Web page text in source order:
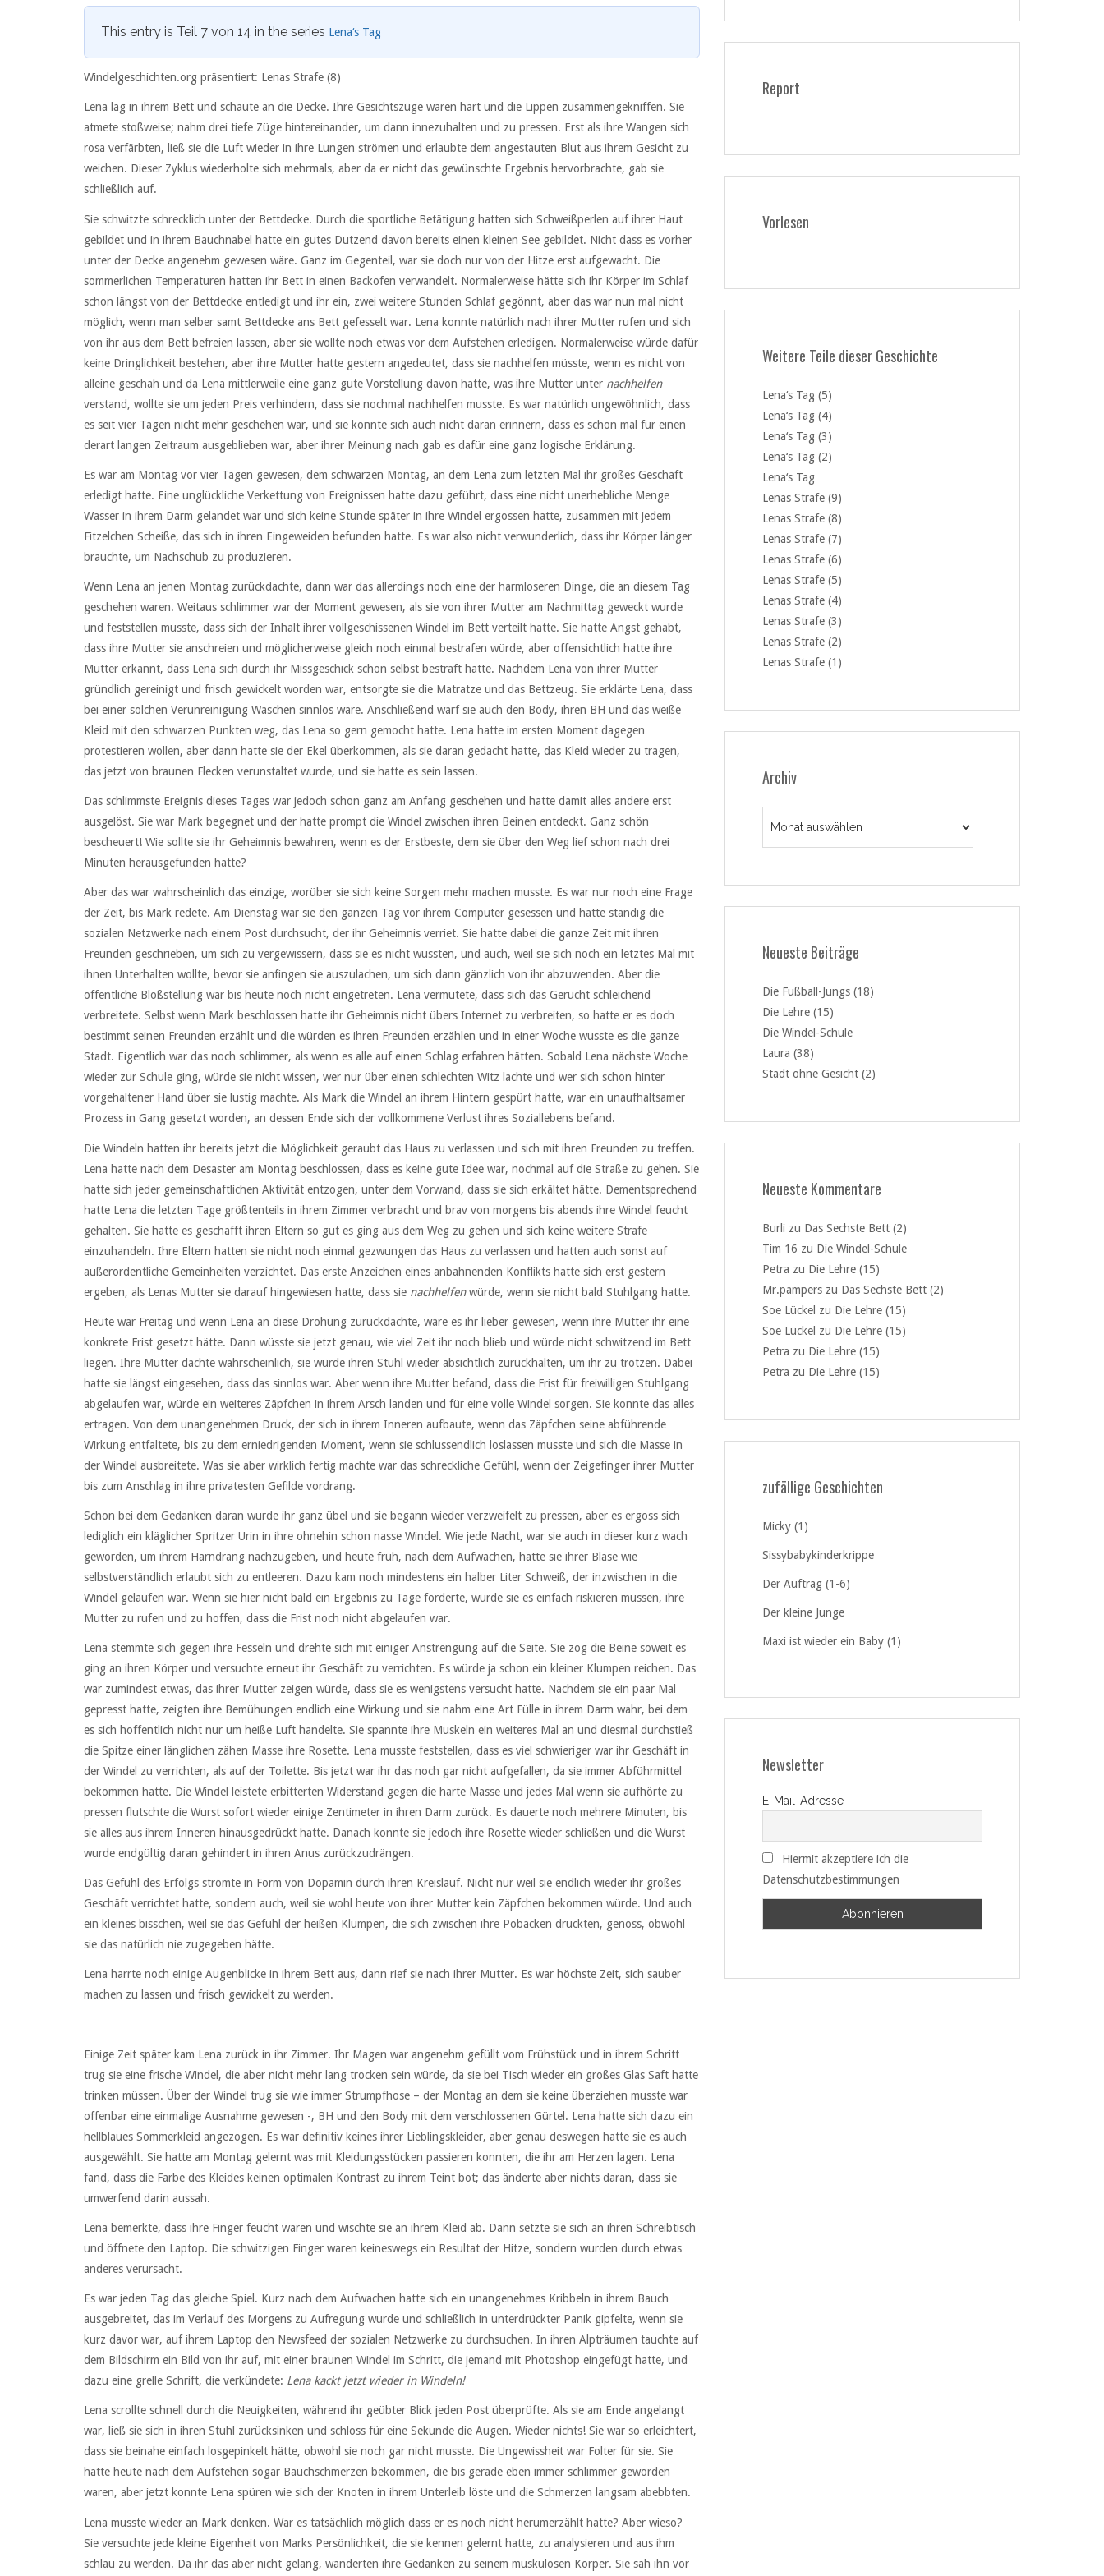
This entry is Teil 7 von 14 in the series Lena‘s Tag
Windelgeschichten.org präsentiert: Lenas Strafe (8)
Lena lag in ihrem Bett und schaute an die Decke. Ihre Gesichtszüge waren hart und die Lippen zusammengekniffen. Sie
atmete stoßweise; nahm drei tiefe Züge hintereinander, um dann innezuhalten und zu pressen. Erst als ihre Wangen sich
rosa verfärbten, ließ sie die Luft wieder in ihre Lungen strömen und erlaubte dem angestauten Blut aus ihrem Gesicht zu
weichen. Dieser Zyklus wiederholte sich mehrmals, aber da er nicht das gewünschte Ergebnis hervorbrachte, gab sie
schließlich auf.
Sie schwitzte schrecklich unter der Bettdecke. Durch die sportliche Betätigung hatten sich Schweißperlen auf ihrer Haut
gebildet und in ihrem Bauchnabel hatte ein gutes Dutzend davon bereits einen kleinen See gebildet. Nicht dass es vorher
unter der Decke angenehm gewesen wäre. Ganz im Gegenteil, war sie doch nur von der Hitze erst aufgewacht. Die
sommerlichen Temperaturen hatten ihr Bett in einen Backofen verwandelt. Normalerweise hätte sich ihr Körper im Schlaf
schon längst von der Bettdecke entledigt und ihr ein, zwei weitere Stunden Schlaf gegönnt, aber das war nun mal nicht
möglich, wenn man selber samt Bettdecke ans Bett gefesselt war. Lena konnte natürlich nach ihrer Mutter rufen und sich
von ihr aus dem Bett befreien lassen, aber sie wollte noch etwas vor dem Aufstehen erledigen. Normalerweise würde dafür
keine Dringlichkeit bestehen, aber ihre Mutter hatte gestern angedeutet, dass sie nachhelfen müsste, wenn es nicht von
alleine geschah und da Lena mittlerweile eine ganz gute Vorstellung davon hatte, was ihre Mutter unter nachhelfen
verstand, wollte sie um jeden Preis verhindern, dass sie nochmal nachhelfen musste. Es war natürlich ungewöhnlich, dass
es seit vier Tagen nicht mehr geschehen war, und sie konnte sich auch nicht daran erinnern, dass es schon mal für einen
derart langen Zeitraum ausgeblieben war, aber ihrer Meinung nach gab es dafür eine ganz logische Erklärung.
Es war am Montag vor vier Tagen gewesen, dem schwarzen Montag, an dem Lena zum letzten Mal ihr großes Geschäft
erledigt hatte. Eine unglückliche Verkettung von Ereignissen hatte dazu geführt, dass eine nicht unerhebliche Menge
Wasser in ihrem Darm gelandet war und sich keine Stunde später in ihre Windel ergossen hatte, zusammen mit jedem
Fitzelchen Scheiße, das sich in ihren Eingeweiden befunden hatte. Es war also nicht verwunderlich, dass ihr Körper länger
brauchte, um Nachschub zu produzieren.
Wenn Lena an jenen Montag zurückdachte, dann war das allerdings noch eine der harmloseren Dinge, die an diesem Tag
geschehen waren. Weitaus schlimmer war der Moment gewesen, als sie von ihrer Mutter am Nachmittag geweckt wurde
und feststellen musste, dass sich der Inhalt ihrer vollgeschissenen Windel im Bett verteilt hatte. Sie hatte Angst gehabt,
dass ihre Mutter sie anschreien und möglicherweise gleich noch einmal bestrafen würde, aber offensichtlich hatte ihre
Mutter erkannt, dass Lena sich durch ihr Missgeschick schon selbst bestraft hatte. Nachdem Lena von ihrer Mutter
gründlich gereinigt und frisch gewickelt worden war, entsorgte sie die Matratze und das Bettzeug. Sie erklärte Lena, dass
bei einer solchen Verunreinigung Waschen sinnlos wäre. Anschließend warf sie auch den Body, ihren BH und das weiße
Kleid mit den schwarzen Punkten weg, das Lena so gern gemocht hatte. Lena hatte im ersten Moment dagegen
protestieren wollen, aber dann hatte sie der Ekel überkommen, als sie daran gedacht hatte, das Kleid wieder zu tragen,
das jetzt von braunen Flecken verunstaltet wurde, und sie hatte es sein lassen.
Das schlimmste Ereignis dieses Tages war jedoch schon ganz am Anfang geschehen und hatte damit alles andere erst
ausgelöst. Sie war Mark begegnet und der hatte prompt die Windel zwischen ihren Beinen entdeckt. Ganz schön
bescheuert! Wie sollte sie ihr Geheimnis bewahren, wenn es der Erstbeste, dem sie über den Weg lief schon nach drei
Minuten herausgefunden hatte?
Aber das war wahrscheinlich das einzige, worüber sie sich keine Sorgen mehr machen musste. Es war nur noch eine Frage
der Zeit, bis Mark redete. Am Dienstag war sie den ganzen Tag vor ihrem Computer gesessen und hatte ständig die
sozialen Netzwerke nach einem Post durchsucht, der ihr Geheimnis verriet. Sie hatte dabei die ganze Zeit mit ihren
Freunden geschrieben, um sich zu vergewissern, dass sie es nicht wussten, und auch, weil sie sich noch ein letztes Mal mit
ihnen Unterhalten wollte, bevor sie anfingen sie auszulachen, um sich dann gänzlich von ihr abzuwenden. Aber die
öffentliche Bloßstellung war bis heute noch nicht eingetreten. Lena vermutete, dass sich das Gerücht schleichend
verbreitete. Selbst wenn Mark beschlossen hatte ihr Geheimnis nicht übers Internet zu verbreiten, so hatte er es doch
bestimmt seinen Freunden erzählt und die würden es ihren Freunden erzählen und in einer Woche wusste es die ganze
Stadt. Eigentlich war das noch schlimmer, als wenn es alle auf einen Schlag erfahren hätten. Sobald Lena nächste Woche
wieder zur Schule ging, würde sie nicht wissen, wer nur über einen schlechten Witz lachte und wer sich schon hinter
vorgehaltener Hand über sie lustig machte. Als Mark die Windel an ihrem Hintern gespürt hatte, war ein unaufhaltsamer
Prozess in Gang gesetzt worden, an dessen Ende sich der vollkommene Verlust ihres Soziallebens befand.
Die Windeln hatten ihr bereits jetzt die Möglichkeit geraubt das Haus zu verlassen und sich mit ihren Freunden zu treffen.
Lena hatte nach dem Desaster am Montag beschlossen, dass es keine gute Idee war, nochmal auf die Straße zu gehen. Sie
hatte sich jeder gemeinschaftlichen Aktivität entzogen, unter dem Vorwand, dass sie sich erkältet hätte. Dementsprechend
hatte Lena die letzten Tage größtenteils in ihrem Zimmer verbracht und brav von morgens bis abends ihre Windel feucht
gehalten. Sie hatte es geschafft ihren Eltern so gut es ging aus dem Weg zu gehen und sich keine weitere Strafe
einzuhandeln. Ihre Eltern hatten sie nicht noch einmal gezwungen das Haus zu verlassen und hatten auch sonst auf
außerordentliche Gemeinheiten verzichtet. Das erste Anzeichen eines anbahnenden Konflikts hatte sich erst gestern
ergeben, als Lenas Mutter sie darauf hingewiesen hatte, dass sie nachhelfenwürde, wenn sie nicht bald Stuhlgang hatte.
Heute war Freitag und wenn Lena an diese Drohung zurückdachte, wäre es ihr lieber gewesen, wenn ihre Mutter ihr eine
konkrete Frist gesetzt hätte. Dann wüsste sie jetzt genau, wie viel Zeit ihr noch blieb und würde nicht schwitzend im Bett
liegen. Ihre Mutter dachte wahrscheinlich, sie würde ihren Stuhl wieder absichtlich zurückhalten, um ihr zu trotzen. Dabei
hatte sie längst eingesehen, dass das sinnlos war. Aber wenn ihre Mutter befand, dass die Frist für freiwilligen Stuhlgang
abgelaufen war, würde ein weiteres Zäpfchen in ihrem Arsch landen und für eine volle Windel sorgen. Sie konnte das alles
ertragen. Von dem unangenehmen Druck, der sich in ihrem Inneren aufbaute, wenn das Zäpfchen seine abführende
Wirkung entfaltete, bis zu dem erniedrigenden Moment, wenn sie schlussendlich loslassen musste und sich die Masse in
der Windel ausbreitete. Was sie aber wirklich fertig machte war das schreckliche Gefühl, wenn der Zeigefinger ihrer Mutter
bis zum Anschlag in ihre privatesten Gefilde vordrang.
Schon bei dem Gedanken daran wurde ihr ganz übel und sie begann wieder verzweifelt zu pressen, aber es ergoss sich
lediglich ein kläglicher Spritzer Urin in ihre ohnehin schon nasse Windel. Wie jede Nacht, war sie auch in dieser kurz wach
geworden, um ihrem Harndrang nachzugeben, und heute früh, nach dem Aufwachen, hatte sie ihrer Blase wie
selbstverständlich erlaubt sich zu entleeren. Dazu kam noch mindestens ein halber Liter Schweiß, der inzwischen in die
Windel gelaufen war. Wenn sie hier nicht bald ein Ergebnis zu Tage förderte, würde sie es einfach riskieren müssen, ihre
Mutter zu rufen und zu hoffen, dass die Frist noch nicht abgelaufen war.
Lena stemmte sich gegen ihre Fesseln und drehte sich mit einiger Anstrengung auf die Seite. Sie zog die Beine soweit es
ging an ihren Körper und versuchte erneut ihr Geschäft zu verrichten. Es würde ja schon ein kleiner Klumpen reichen. Das
war zumindest etwas, das ihrer Mutter zeigen würde, dass sie es wenigstens versucht hatte. Nachdem sie ein paar Mal
gepresst hatte, zeigten ihre Bemühungen endlich eine Wirkung und sie nahm eine Art Fülle in ihrem Darm wahr, bei dem
es sich hoffentlich nicht nur um heiße Luft handelte. Sie spannte ihre Muskeln ein weiteres Mal an und diesmal durchstieß
die Spitze einer länglichen zähen Masse ihre Rosette. Lena musste feststellen, dass es viel schwieriger war ihr Geschäft in
der Windel zu verrichten, als auf der Toilette. Bis jetzt war ihr das noch gar nicht aufgefallen, da sie immer Abführmittel
bekommen hatte. Die Windel leistete erbitterten Widerstand gegen die harte Masse und jedes Mal wenn sie aufhörte zu
pressen flutschte die Wurst sofort wieder einige Zentimeter in ihren Darm zurück. Es dauerte noch mehrere Minuten, bis
sie alles aus ihrem Inneren hinausgedrückt hatte. Danach konnte sie jedoch ihre Rosette wieder schließen und die Wurst
wurde endgültig daran gehindert in ihren Anus zurückzudrängen.
Das Gefühl des Erfolgs strömte in Form von Dopamin durch ihren Kreislauf. Nicht nur weil sie endlich wieder ihr großes
Geschäft verrichtet hatte, sondern auch, weil sie wohl heute von ihrer Mutter kein Zäpfchen bekommen würde. Und auch
ein kleines bisschen, weil sie das Gefühl der heißen Klumpen, die sich zwischen ihre Pobacken drückten, genoss, obwohl
sie das natürlich nie zugegeben hätte.
Lena harrte noch einige Augenblicke in ihrem Bett aus, dann rief sie nach ihrer Mutter. Es war höchste Zeit, sich sauber
machen zu lassen und frisch gewickelt zu werden.
Einige Zeit später kam Lena zurück in ihr Zimmer. Ihr Magen war angenehm gefüllt vom Frühstück und in ihrem Schritt
trug sie eine frische Windel, die aber nicht mehr lang trocken sein würde, da sie bei Tisch wieder ein großes Glas Saft hatte
trinken müssen. Über der Windel trug sie wie immer Strumpfhose – der Montag an dem sie keine überziehen musste war
offenbar eine einmalige Ausnahme gewesen -, BH und den Body mit dem verschlossenen Gürtel. Lena hatte sich dazu ein
hellblaues Sommerkleid angezogen. Es war definitiv keines ihrer Lieblingskleider, aber genau deswegen hatte sie es auch
ausgewählt. Sie hatte am Montag gelernt was mit Kleidungsstücken passieren konnten, die ihr am Herzen lagen. Lena
fand, dass die Farbe des Kleides keinen optimalen Kontrast zu ihrem Teint bot; das änderte aber nichts daran, dass sie
umwerfend darin aussah.
Lena bemerkte, dass ihre Finger feucht waren und wischte sie an ihrem Kleid ab. Dann setzte sie sich an ihren Schreibtisch
und öffnete den Laptop. Die schwitzigen Finger waren keineswegs ein Resultat der Hitze, sondern wurden durch etwas
anderes verursacht.
Es war jeden Tag das gleiche Spiel. Kurz nach dem Aufwachen hatte sich ein unangenehmes Kribbeln in ihrem Bauch
ausgebreitet, das im Verlauf des Morgens zu Aufregung wurde und schließlich in unterdrückter Panik gipfelte, wenn sie
kurz davor war, auf ihrem Laptop den Newsfeed der sozialen Netzwerke zu durchsuchen. In ihren Alpträumen tauchte auf
dem Bildschirm ein Bild von ihr auf, mit einer braunen Windel im Schritt, die jemand mit Photoshop eingefügt hatte, und
dazu eine grelle Schrift, die verkündete: Lena kackt jetzt wieder in Windeln!
Lena scrollte schnell durch die Neuigkeiten, während ihr geübter Blick jeden Post überprüfte. Als sie am Ende angelangt
war, ließ sie sich in ihren Stuhl zurücksinken und schloss für eine Sekunde die Augen. Wieder nichts! Sie war so erleichtert,
dass sie beinahe einfach losgepinkelt hätte, obwohl sie noch gar nicht musste. Die Ungewissheit war Folter für sie. Sie
hatte heute nach dem Aufstehen sogar Bauchschmerzen bekommen, die bis gerade eben immer schlimmer geworden
waren, aber jetzt konnte Lena spüren wie sich der Knoten in ihrem Unterleib löste und die Schmerzen langsam abebbten.
Lena musste wieder an Mark denken. War es tatsächlich möglich dass er es noch nicht herumerzählt hatte? Aber wieso?
Sie versuchte jede kleine Eigenheit von Marks Persönlichkeit, die sie kennen gelernt hatte, zu analysieren und aus ihm
schlau zu werden. Da ihr das aber nicht gelang, wanderten ihre Gedanken zu seinem muskulösen Körper. Sie sah ihn vor
Report
Vorlesen
Weitere Teile dieser Geschichte
Lena‘s Tag (5)
Lena‘s Tag (4)
Lena‘s Tag (3)
Lena‘s Tag (2)
Lena‘s Tag
Lenas Strafe (9)
Lenas Strafe (8)
Lenas Strafe (7)
Lenas Strafe (6)
Lenas Strafe (5)
Lenas Strafe (4)
Lenas Strafe (3)
Lenas Strafe (2)
Lenas Strafe (1)
Archiv
Neueste Beiträge
Die Fußball-Jungs (18)
Die Lehre (15)
Die Windel-Schule
Laura (38)
Stadt ohne Gesicht (2)
Neueste Kommentare
Burli zu Das Sechste Bett (2)
Tim 16 zu Die Windel-Schule
Petra zu Die Lehre (15)
Mr.pampers zu Das Sechste Bett (2)
Soe Lückel zu Die Lehre (15)
Soe Lückel zu Die Lehre (15)
Petra zu Die Lehre (15)
Petra zu Die Lehre (15)
zufällige Geschichten
Micky (1)
Sissybabykinderkrippe
Der Auftrag (1-6)
Der kleine Junge
Maxi ist wieder ein Baby (1)
Newsletter
E-Mail-Adresse
Hiermit akzeptiere ich die
Datenschutzbestimmungen